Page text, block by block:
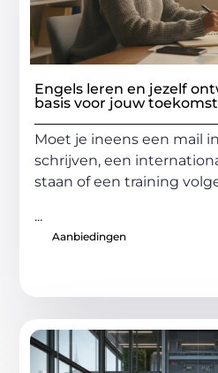
Engels leren en jezelf
basis voor jouw toekomst
Moet je ineens een mail
schrijven, een
staan of een training
...
Aanbiedingen